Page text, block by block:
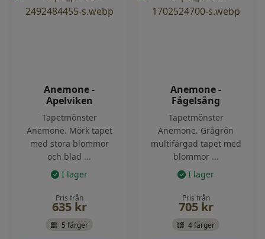
Anemone -
Apelviken
Tapetmönster
Anemone. Mörk tapet
med stora blommor
och blad ...
I lager
Pris från
635 kr
5 färger
Anemone -
Fågelsång
Tapetmönster
Anemone. Grågrön
multifärgad tapet med
blommor ...
I lager
Pris från
705 kr
4 färger